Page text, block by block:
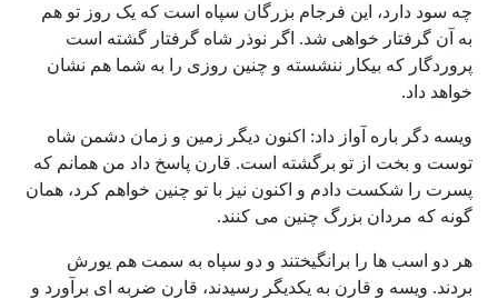
چه سود دارد، این فرجام بزرگان سپاه است که یک روز تو هم
به آن گرفتار خواهی شد. اگر نوذر شاه گرفتار گشته است
پروردگار که بیکار ننشسته و چنین روزی را به شما هم نشان
خواهد داد.
ویسه دگر باره آواز داد: اکنون دیگر زمین و زمان دشمن شاه
توست و بخت از تو برگشته است. قارن پاسخ داد من همانم که
پسرت را شکست دادم و اکنون نیز با تو چنین خواهم کرد، همان
گونه که مردان بزرگ چنین می کنند.
هر دو اسب ها را برانگیختند و دو سپاه به سمت هم یورش
بردند. ویسه و قارن به یکدیگر رسیدند، قارن ضربه ای برآورد و